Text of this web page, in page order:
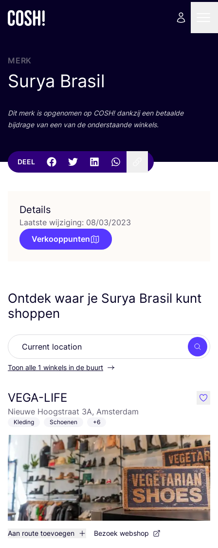
MERK
Surya Brasil
Dit merk is opge­no­men op COSH! dank­zij een betaal­de
bij­dra­ge van een van de onder­staan­de winkels.
DEEL
Details
Laatste wijziging: 08/03/2023
Verkooppunten
Ontdek waar je Surya Brasil kunt
shoppen
Zoek
Toon alle 1 winkels in de buurt
VEGA-LIFE
Nieuwe Hoogstraat 3A, Amsterdam
Kleding Schoenen +6
Aan route toevoegen Bezoek webshop
like